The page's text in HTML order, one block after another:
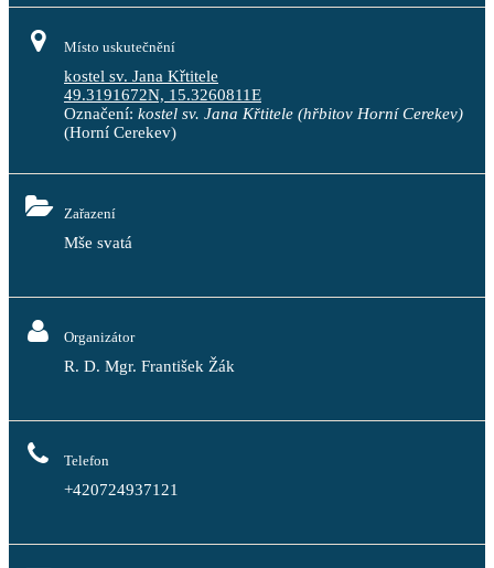
Místo uskutečnění
kostel sv. Jana Křtitele
49.3191672N, 15.3260811E
Označení: kostel sv. Jana Křtitele (hřbitov Horní Cerekev)
(Horní Cerekev)
Zařazení
Mše svatá
Organizátor
R. D. Mgr. František Žák
Telefon
+420724937121